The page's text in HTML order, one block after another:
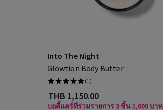
Into The Night
Glowtion Body Butter
(1)
THB 1,150.00
บอดี้แคร์ที่ร่วมรายการ 3 ชิ้น 1,000 บาท